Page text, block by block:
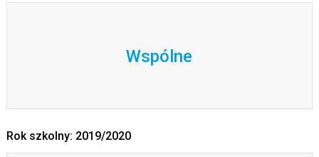
Wspólne
Rok szkolny: 2019/2020